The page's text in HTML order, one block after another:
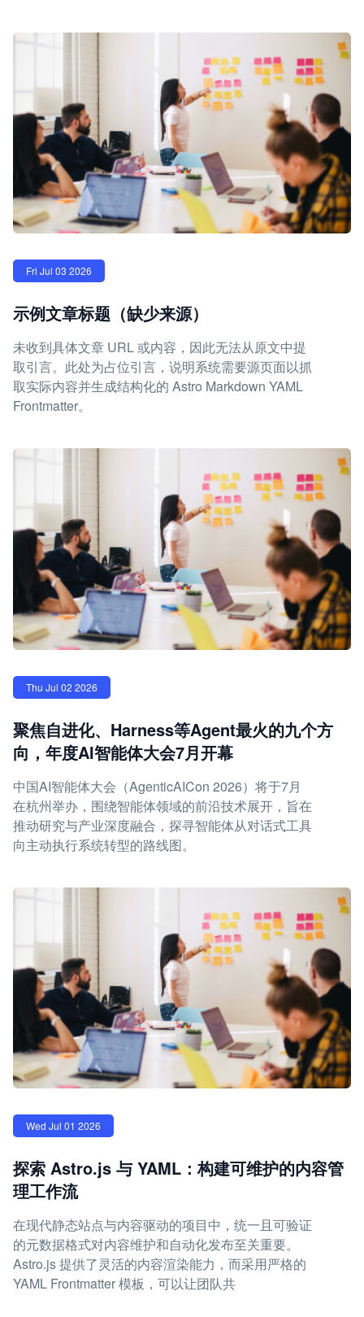
Fri Jul 03 2026
示例文章标题（缺少来源）
未收到具体文章 URL 或内容，因此无法从原文中提
取引言。此处为占位引言，说明系统需要源页面以抓
取实际内容并生成结构化的 Astro Markdown YAML
Frontmatter。
Thu Jul 02 2026
聚焦自进化、Harness等Agent最火的九个方
向，年度AI智能体大会7月开幕
中国AI智能体大会（AgenticAICon 2026）将于7月
在杭州举办，围绕智能体领域的前沿技术展开，旨在
推动研究与产业深度融合，探寻智能体从对话式工具
向主动执行系统转型的路线图。
Wed Jul 01 2026
探索 Astro.js 与 YAML：构建可维护的内容管
理工作流
在现代静态站点与内容驱动的项目中，统一且可验证
的元数据格式对内容维护和自动化发布至关重要。
Astro.js 提供了灵活的内容渲染能力，而采用严格的
YAML Frontmatter 模板，可以让团队共